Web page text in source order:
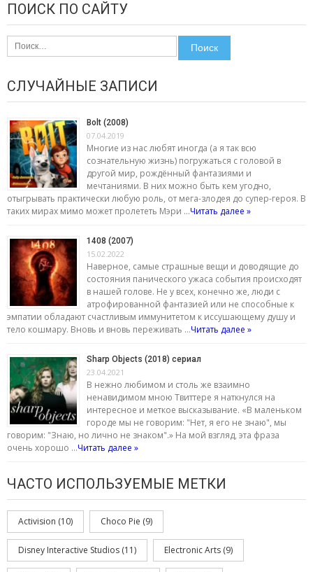
ПОИСК ПО САЙТУ
Найти:
СЛУЧАЙНЫЕ ЗАПИСИ
Bolt (2008)
07.04.2019
Многие из нас любят иногда (а я так всю
сознательную жизнь) погружаться с головой в
другой мир, рождённый фантазиями и
мечтаниями. В них можно быть кем угодно,
отыгрывать практически любую роль, от мега-злодея до супер-героя. В
таких мирах мимо может пролететь Мэри …Читать далее »
1408 (2007)
15.02.2022
Наверное, самые страшные вещи и доводящие до
состояния панического ужаса события происходят
в нашей голове. Не у всех, конечно же, люди с
атрофированной фантазией или не способные к
эмпатии обладают счастливым иммунитетом к иссушающему душу и
тело кошмару. Вновь и вновь переживать …Читать далее »
Sharp Objects (2018) сериал
23.04.2021
В нежно любимом и столь же взаимно
ненавидимом мною Твиттере я наткнулся на
интересное и меткое высказывание. «В маленьком
городе мы не говорим: "Нет, я его не знаю", мы
говорим: "Знаю, но лично не знаком".» На мой взгляд, эта фраза
очень хорошо …Читать далее »
ЧАСТО ИСПОЛЬЗУЕМЫЕ МЕТКИ
Activision (10) Choco Pie (9)
Disney Interactive Studios (11) Electronic Arts (9)